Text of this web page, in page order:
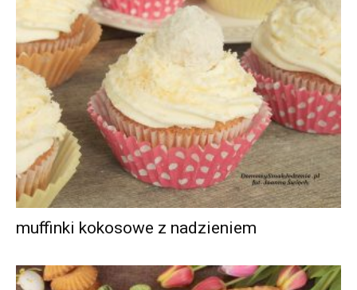
muffinki kokosowe z nadzieniem